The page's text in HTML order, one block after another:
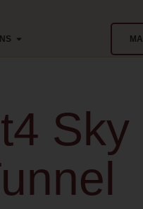
Sky